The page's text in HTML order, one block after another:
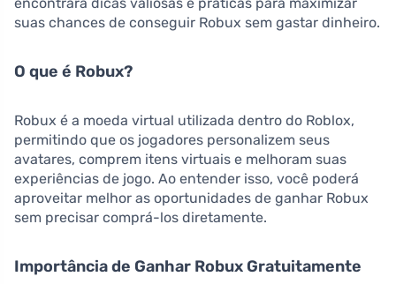
suas chances de conseguir Robux sem gastar dinheiro.
O que é Robux?
Robux é a moeda virtual utilizada dentro do Roblox,
permitindo que os jogadores personalizem seus
avatares, comprem itens virtuais e melhoram suas
experiências de jogo. Ao entender isso, você poderá
aproveitar melhor as oportunidades de ganhar Robux
sem precisar comprá-los diretamente.
Importância de Ganhar Robux Gratuitamente